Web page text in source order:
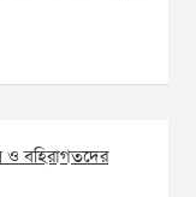
ও বহিরাগতদের